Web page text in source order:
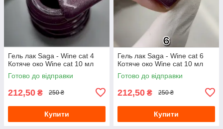
Гель лак Saga - Wine cat 4
Котяче око Wine cat 10 мл
Готово до відправки
212,50 ₴ 250 ₴
Купити
Гель лак Saga - Wine cat 6
Котяче око Wine cat 10 мл
Готово до відправки
212,50 ₴ 250 ₴
Купити